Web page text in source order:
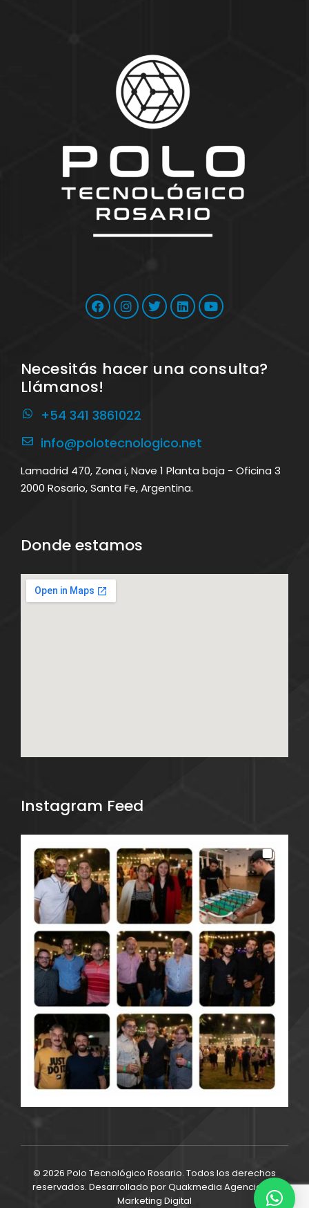
Necesitás hacer una consulta?
Llámanos!
+54 341 3861022
info@polotecnologico.net
Lamadrid 470, Zona i, Nave 1 Planta baja - Oficina 3
2000 Rosario, Santa Fe, Argentina.
Donde estamos
Instagram Feed
© 2026 Polo Tecnológico Rosario. Todos los derechos
reservados. Desarrollado porQuakmedia Agencia de
Marketing Digital